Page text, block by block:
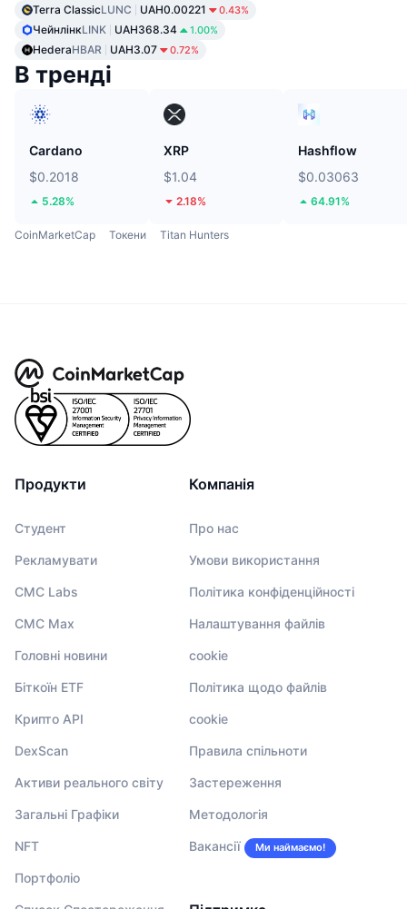
Terra ClassicLUNC UAH0.00221 0.43%
ЧейнлінкLINK UAH368.34 1.00%
HederaHBAR UAH3.07 0.72%
В тренді
Cardano
$0.2018
5.28%
XRP
$1.04
2.18%
Hashflow
$0.03063
64.91%
CoinMarketCap Токени Titan Hunters
Продукти
Студент
Рекламувати
CMC Labs
CMC Max
Головні новини
Біткоїн ETF
Крипто API
DexScan
Активи реального світу
Загальні Графіки
NFT
Портфоліо
Компанія
Про нас
Умови використання
Політика конфіденційності
Налаштування файлів
cookie
Політика щодо файлів
cookie
Правила спільноти
Застереження
Методологія
Вакансії Ми наймаємо!